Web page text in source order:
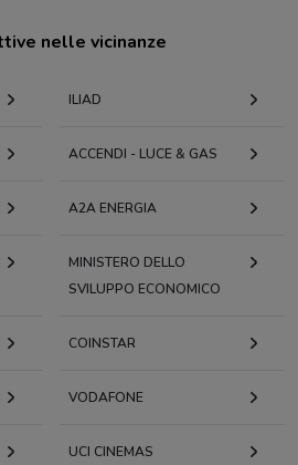
nelle vicinanze
ILIAD
ACCENDI - LUCE & GAS
A2A ENERGIA
MINISTERO DELLO
SVILUPPO ECONOMICO
COINSTAR
VODAFONE
UCI CINEMAS